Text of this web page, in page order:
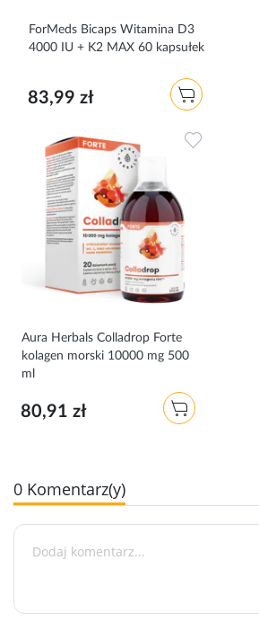
ForMeds Bicaps Witamina D3
4000 IU + K2 MAX 60 kapsułek
83,99 zł
Aura Herbals Colladrop Forte
kolagen morski 10000 mg 500
ml
80,91 zł
Dodaj do
0 Komentarz(y)